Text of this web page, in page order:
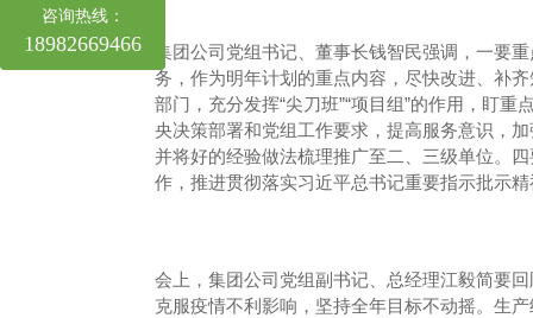
集团公司党组书记、董事长钱智民强调，一要
务，作为明年计划的重点内容，尽快改进、补
部门，充分发挥“尖刀班”“项目组”的作用，盯
央决策部署和党组工作要求，提高服务意识，
并将好的经验做法梳理推广至二、三级单位。
作，推进贯彻落实习近平总书记重要指示批示
会上，集团公司党组副书记、总经理江毅简要
克服疫情不利影响，坚持全年目标不动摇。生
咨询热线：
18982669466